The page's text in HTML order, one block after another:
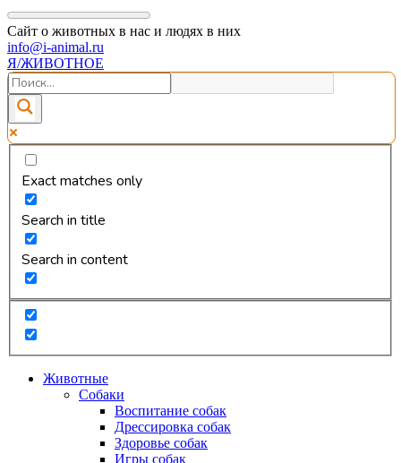
Сайт о животных в нас и людях в них
info@i-animal.ru
Я/ЖИВОТНОЕ
Exact matches only
Search in title
Search in content
Животные
Собаки
Воспитание собак
Дрессировка собак
Здоровье собак
Игры собак